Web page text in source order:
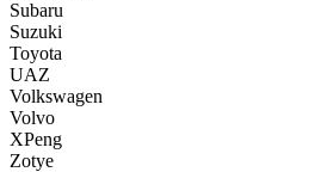
Subaru
Suzuki
Toyota
UAZ
Volkswagen
Volvo
XPeng
Zotye